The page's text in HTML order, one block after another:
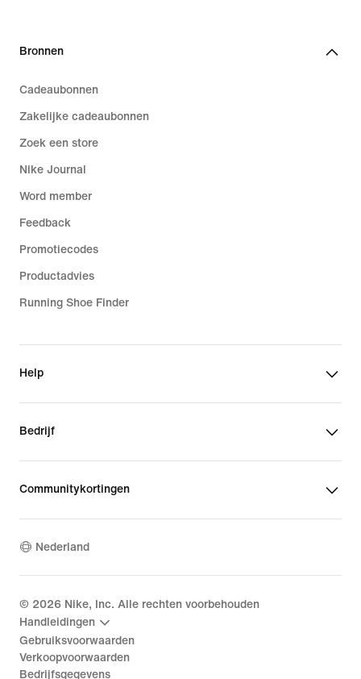
Bronnen
Cadeaubonnen
Zakelijke cadeaubonnen
Zoek een store
Nike Journal
Word member
Feedback
Promotiecodes
Productadvies
Running Shoe Finder
Help
Bedrijf
Communitykortingen
Nederland
© 2026 Nike, Inc. Alle rechten voorbehouden
Handleidingen
Gebruiksvoorwaarden
Verkoopvoorwaarden
Bedrijfsgegevens